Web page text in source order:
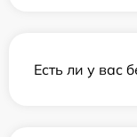
Есть ли у вас